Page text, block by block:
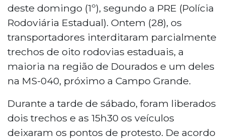
deste domingo (1º), segundo a PRE (Polícia
Rodoviária Estadual). Ontem (28), os
transportadores interditaram parcialmente
trechos de oito rodovias estaduais, a
maioria na região de Dourados e um deles
na MS-040, próximo a Campo Grande.
Durante a tarde de sábado, foram liberados
dois trechos e as 15h30 os veículos
deixaram os pontos de protesto. De acordo